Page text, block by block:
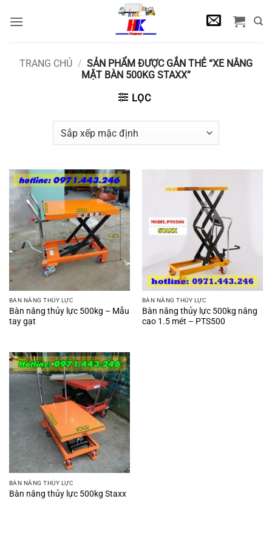
qua
TRANG CHỦ / SẢN PHẨM ĐƯỢC GẮN THẺ “XE NÂNG
MẶT BÀN 500KG STAXX”
LỌC
BÀN NÂNG THỦY LỰC
Bàn nâng thủy lực 500kg – Mẫu
tay gạt
BÀN NÂNG THỦY LỰC
Bàn nâng thủy lực 500kg nâng
cao 1.5 mét – PTS500
BÀN NÂNG THỦY LỰC
Bàn nâng thủy lực 500kg Staxx